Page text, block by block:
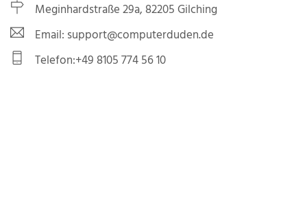
Meginhardstraße 29a, 82205 Gilching
Email: support@computerduden.de
Telefon:+49 8105 774 56 10